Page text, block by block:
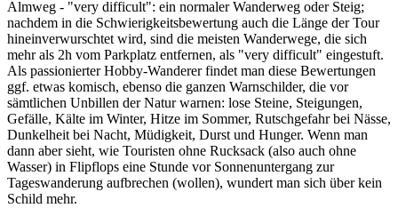
Almweg - "very difficult": ein normaler Wanderweg oder Steig;
nachdem in die Schwierigkeitsbewertung auch die Länge der Tour
hineinverwurschtet wird, sind die meisten Wanderwege, die sich
mehr als 2h vom Parkplatz entfernen, als "very difficult" eingestuft.
Als passionierter Hobby-Wanderer findet man diese Bewertungen
ggf. etwas komisch, ebenso die ganzen Warnschilder, die vor
sämtlichen Unbillen der Natur warnen: lose Steine, Steigungen,
Gefälle, Kälte im Winter, Hitze im Sommer, Rutschgefahr bei Nässe,
Dunkelheit bei Nacht, Müdigkeit, Durst und Hunger. Wenn man
dann aber sieht, wie Touristen ohne Rucksack (also auch ohne
Wasser) in Flipflops eine Stunde vor Sonnenuntergang zur
Tageswanderung aufbrechen (wollen), wundert man sich über kein
Schild mehr.